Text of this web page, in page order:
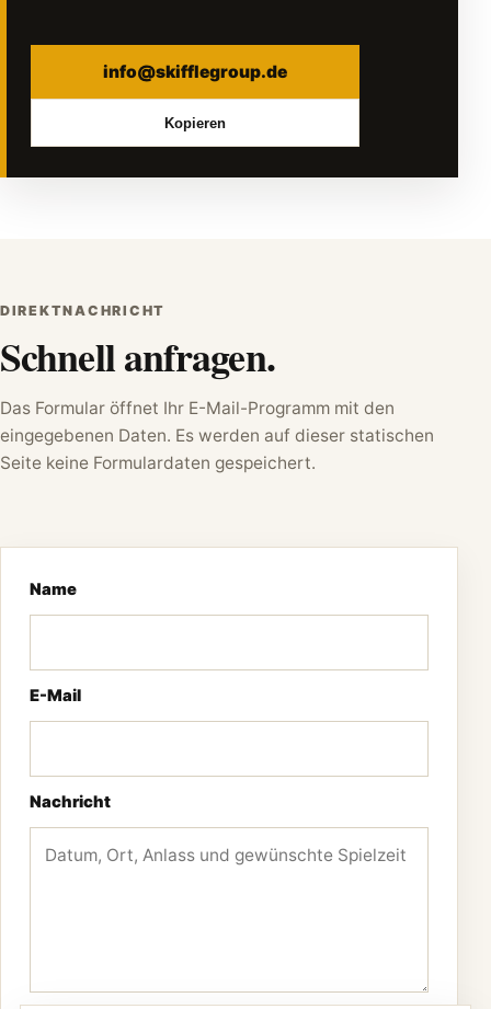
info@skifflegroup.de
Kopieren
DIREKTNACHRICHT
Schnell anfragen.
Das Formular öffnet Ihr E-Mail-Programm mit den
eingegebenen Daten. Es werden auf dieser statischen
Seite keine Formulardaten gespeichert.
Name
E-Mail
Nachricht